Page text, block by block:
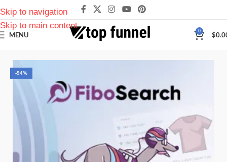
Skip to navigation
Skip to main content
MENU 0 $
-94%